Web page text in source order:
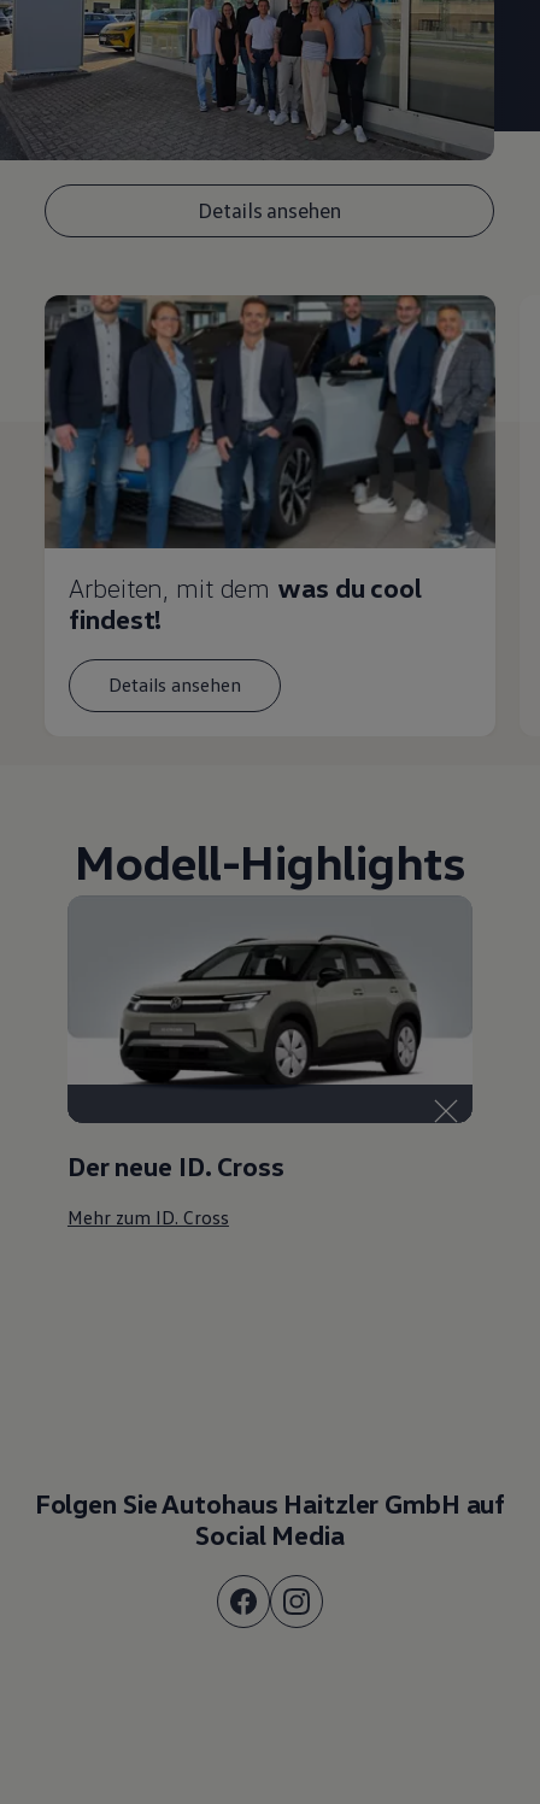
Details ansehen
Arbeiten, mit dem was du cool
findest!
Details ansehen
Modell-Highlights
Der neue ID. Cross
Mehr zum ID. Cross
Folgen Sie Autohaus Haitzler GmbH auf
Social Media